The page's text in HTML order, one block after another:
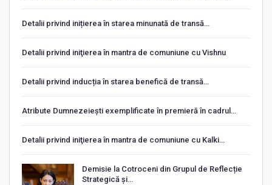
Detalii privind inițierea în starea minunată de transă…
Detalii privind iniţierea în mantra de comuniune cu Vishnu
Detalii privind inducția în starea benefică de transă…
Atribute Dumnezeiești exemplificate în premieră în cadrul…
Detalii privind iniţierea în mantra de comuniune cu Kalki…
Demisie la Cotroceni din Grupul de Reflecție
Strategică și…